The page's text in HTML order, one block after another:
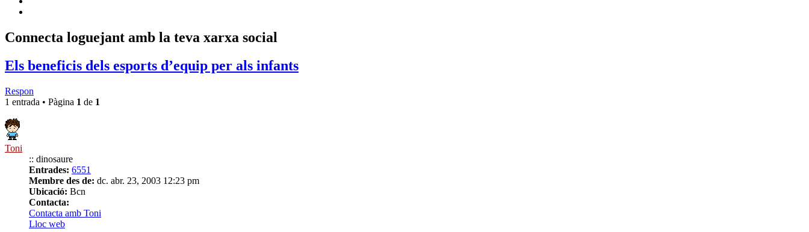
Connecta loguejant amb la teva xarxa social
Els beneficis dels esports d’equip per als infants
Respon
1 entrada • Pàgina 1 de 1
Toni
:: dinosaure
Entrades: 6551
Membre des de: dc. abr. 23, 2003 12:23 pm
Ubicació: Bcn
Contacta:
Contacta amb Toni
Lloc web